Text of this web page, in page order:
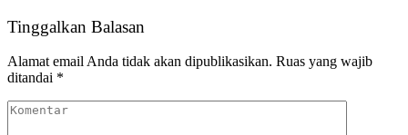
Tinggalkan Balasan
Alamat email Anda tidak akan dipublikasikan. Ruas yang wajib
ditandai *